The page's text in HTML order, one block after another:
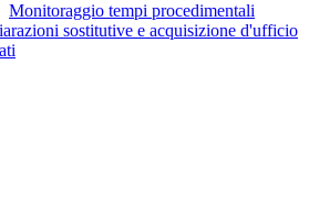
Monitoraggio tempi procedimentali
sostitutive e acquisizione d'ufficio